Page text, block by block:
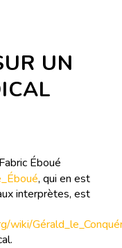
UN
Éboué
, qui en est
interprètes, est
wiki/